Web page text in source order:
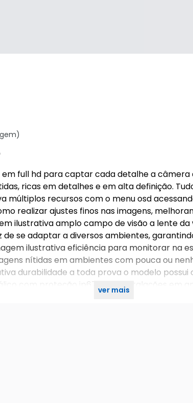
full hd para captar cada detalhe a
ricas em detalhes e em alta definição.
múltiplos recursos com o menu osd
realizar ajustes finos nas imagens,
ilustrativa amplo campo de visão a lente da
de se adaptar a diversos ambientes,
ilustrativa eficiência para monitorar na
nítidas em ambientes com pouca ou
durabilidade a toda prova o modelo
com proteção ip67, para instalações em
ver mais